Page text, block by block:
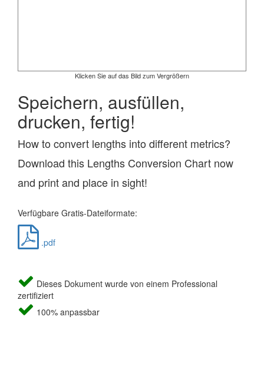
Klicken Sie auf das Bild zum Vergrößern
Speichern, ausfüllen,
drucken, fertig!
How to convert lengths into different metrics?
Download this Lengths Conversion Chart now
and print and place in sight!
Verfügbare Gratis-Dateiformate:
.pdf
Dieses Dokument wurde von einem Professional
zertifiziert
100% anpassbar